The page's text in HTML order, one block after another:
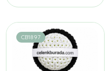
CB1897